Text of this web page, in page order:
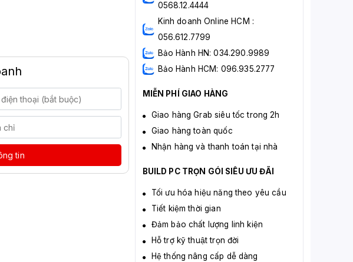
tin
0568.12.4444
Kinh doanh Online HCM :
056.612.7799
Bảo Hành HN: 034.290.9989
Bảo Hành HCM: 096.935.2777
MIỄN PHÍ GIAO HÀNG
Giao hàng Grab siêu tốc trong 2h
Giao hàng toàn quốc
Nhận hàng và thanh toán tại nhà
BUILD PC TRỌN GÓI SIÊU ƯU ĐÃI
Tối ưu hóa hiệu năng theo yêu cầu
Tiết kiệm thời gian
Đảm bảo chất lượng linh kiện
Hỗ trợ kỹ thuật trọn đời
Hệ thống nâng cấp dễ dàng